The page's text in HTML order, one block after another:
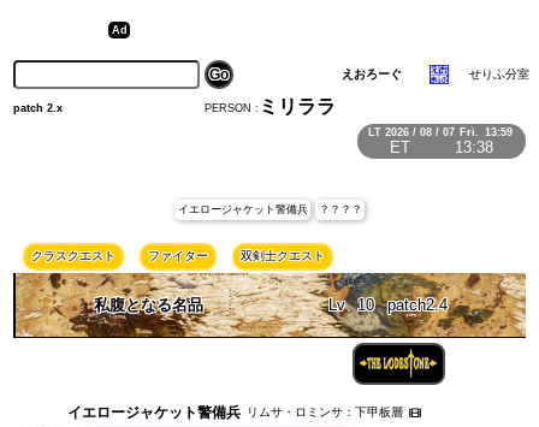
LT 2026 / 08 / 07 Fri. 13:59
ET 13:38
えおろーぐ せりふ分室
PERSON : ミリララ
patch 2.x
イエロージャケット警備兵 ？？？？
クラスクエスト ファイター 双剣士クエスト
私腹となる名品 Lv 10 patch2.4
イエロージャケット警備兵 リムサ・ロミンサ：下甲板層